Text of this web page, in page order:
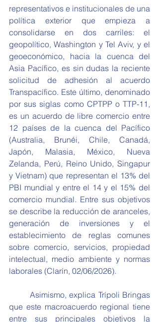
representativos e institucionales de una
política exterior que empieza a
consolidarse en dos carriles: el
geopolítico, Washington y Tel Aviv, y el
geoeconómico, hacia la cuenca del
Asia Pacífico, es sin dudas la reciente
solicitud de adhesión al acuerdo
Transpacífico. Este último, denominado
por sus siglas como CPTPP o TTP-11,
es un acuerdo de libre comercio entre
12 países de la cuenca del Pacífico
(Australia, Brunéi, Chile, Canadá,
Japón, Malasia, México, Nueva
Zelanda, Perú, Reino Unido, Singapur
y Vietnam) que representan el 13% del
PBI mundial y entre el 14 y el 15% del
comercio mundial. Entre sus objetivos
se describe la reducción de aranceles,
generación de inversiones y el
establecimiento de reglas comunes
sobre comercio, servicios, propiedad
intelectual, medio ambiente y normas
laborales (Clarín, 02/06/2026).
que este macroacuerdo regional tiene
entre sus principales objetivos la